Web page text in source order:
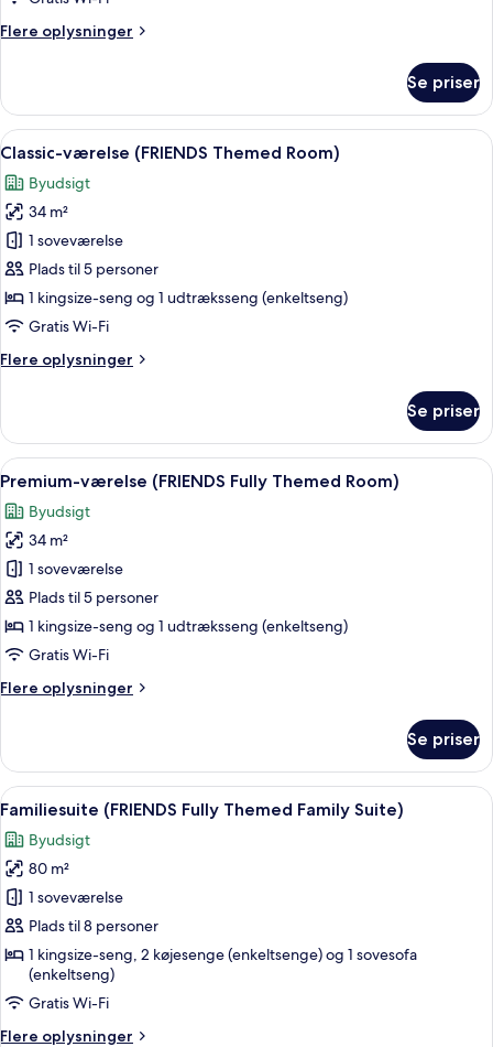
Suite)
Flere oplysninger
Flere
(ADVENTURE
Fully
Themed
Suite)
Se priser
Indlæs
alle
billeder
af
Classic-
værelse
(FRIENDS
Themed
Et værelse med en seng, et
3
Classic-værelse (FRIENDS Themed Room)
Byudsigt
34 m²
1 soveværelse
Plads til 5 personer
1 kingsize-seng og 1 udtræksseng (enkeltseng)
Gratis Wi-Fi
Flere oplysninger
Flere
værelse
(FRIENDS
Themed
Se priser
Indlæs
alle
billeder
af
Premium-
værelse
(FRIENDS
Fully
Room)
Et børneværelse med en seng, et
3
Premium-værelse (FRIENDS Fully Themed Room)
Byudsigt
34 m²
1 soveværelse
Plads til 5 personer
1 kingsize-seng og 1 udtræksseng (enkeltseng)
Gratis Wi-Fi
Flere oplysninger
Flere
værelse
(FRIENDS
Fully
Room)
Se priser
Indlæs
alle
billeder
af
Familiesuite
(FRIENDS
Fully
Themed
Family
Suite)
Et hotelværelse med en seng, et
4
Familiesuite (FRIENDS Fully Themed Family Suite)
Byudsigt
80 m²
1 soveværelse
Plads til 8 personer
1 kingsize-seng, 2 køjesenge (enkeltsenge) og 1 sovesofa
(enkeltseng)
Gratis Wi-Fi
Flere oplysninger
Flere